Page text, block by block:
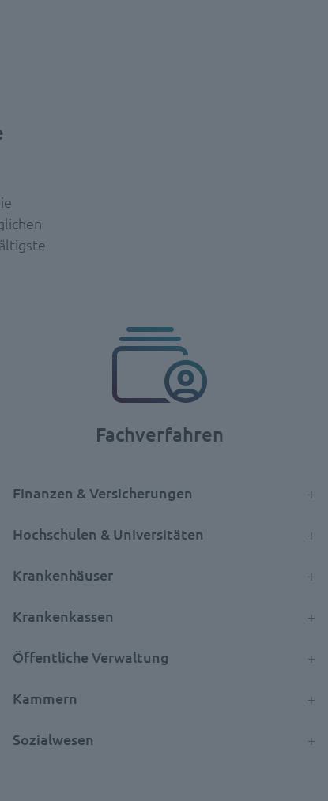
Fachverfahren
Finanzen & Versicherungen
Hochschulen & Universitäten
Krankenhäuser
Krankenkassen
Öffentliche Verwaltung
Kammern
Sozialwesen